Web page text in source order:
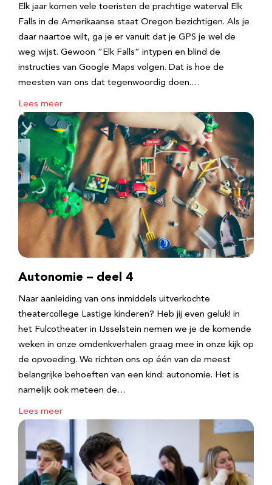
Elk jaar komen vele toeristen de prachtige waterval Elk
Falls in de Amerikaanse staat Oregon bezichtigen. Als je
daar naartoe wilt, ga je er vanuit dat je GPS je wel de
weg wijst. Gewoon “Elk Falls” intypen en blind de
instructies van Google Maps volgen. Dat is hoe de
meesten van ons dat tegenwoordig doen.…
Lees meer
Autonomie – deel 4
Naar aanleiding van ons inmiddels uitverkochte
theatercollege Lastige kinderen? Heb jij even geluk! in
het Fulcotheater in IJsselstein nemen we je de komende
weken in onze omdenkverhalen graag mee in onze kijk op
de opvoeding. We richten ons op één van de meest
belangrijke behoeften van een kind: autonomie. Het is
namelijk ook meteen de…
Lees meer